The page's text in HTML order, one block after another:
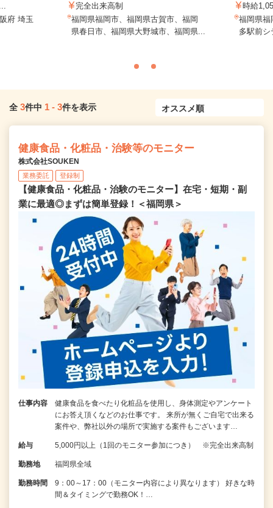
府 埼玉
完全出来高制
福岡県福岡市、福岡県古賀市、福岡
県春日市、福岡県大野城市、福岡県...
時給
福岡県福
多駅前
全 3件中 1 - 3件を表示
健康食品・化粧品・治験等のモニター
株式会社SOUKEN
業務委託 登録制
【健康食品・化粧品・治験のモニター】在宅・短期・副
業に最適◎まずは簡単登録！＜福岡県＞
仕事内容
健康食品を食べたり化粧品を使用し、身体測定やアンケート
にお答え頂くなどのお仕事です。 来所が無くご自宅で出来る
案件や、弊社以外の場所で実施する案件もございます…
給与 5,000円以上（1回のモニター参加につき） ※完全出来高制
勤務地 福岡県全域
勤務時間
9：00～17：00（モニター内容により異なります） 好きな時
間＆タイミングで勤務OK！…